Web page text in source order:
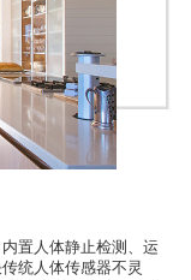
置人体静止检测、运
统人体传感器不灵